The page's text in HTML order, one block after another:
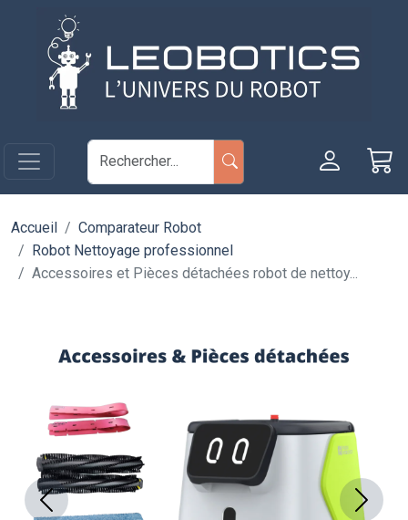
Aller au contenu principal
Accueil
Comparateur Robot
Robot Nettoyage professionnel
Accessoires et Pièces détachées robot de nettoy...
Previous Next
Panneau de gestion des cookies